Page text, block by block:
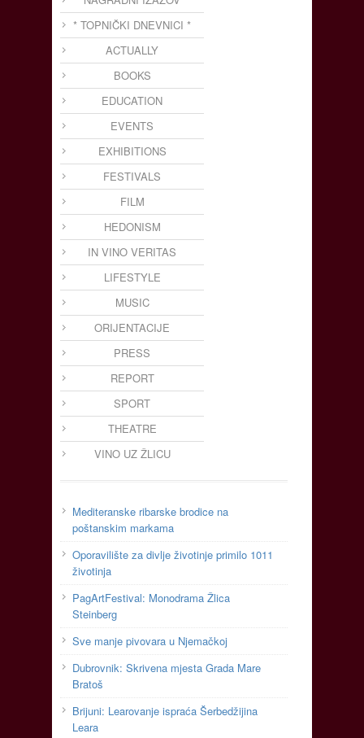
* TOPNIČKI DNEVNICI *
ACTUALLY
BOOKS
EDUCATION
EVENTS
EXHIBITIONS
FESTIVALS
FILM
HEDONISM
IN VINO VERITAS
LIFESTYLE
MUSIC
ORIJENTACIJE
PRESS
REPORT
SPORT
THEATRE
VINO UZ ŽLICU
Mediteranske ribarske brodice na
poštanskim markama
Oporavilište za divlje životinje primilo 1011
životinja
PagArtFestival: Monodrama Žlica
Steinberg
Sve manje pivovara u Njemačkoj
Dubrovnik: Skrivena mjesta Grada Mare
Bratoš
Brijuni: Learovanje ispraća Šerbedžijina
Leara